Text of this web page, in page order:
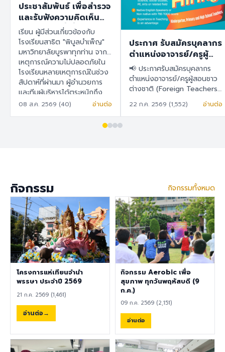
ประชาสัมพันธ์ เพื่อสำรวจ
และรับฟังความคิดเห็น
ของทุกฝ่ายที่เกี่ยวข้องกับ
โรงเรียนสาธิต "พิบูล
บำเพ็ญ" มหาวิทยาลัย
บูรพา เพื่อนำข้อมูลไปใช้
ในการวางแผน พัฒนา
และยกระดับระบบความ
ปลอดภัยของโรงเรียน
อย่างเป็นรูปธรรม
เรียน ผู้มีส่วนเกี่ยวข้องกับ
โรงเรียนสาธิต "พิบูลบำเพ็ญ"
มหาวิทยาลัยบูรพาทุกท่าน จาก
เหตุการณ์ความไม่ปลอดภัยใน
โรงเรียนหลายเหตุการณ์ในช่วง
สัปดาห์ที่ผ่านมา ผู้อำนวยการ
และทีมผู้บริหารได้ตระหนักถึง
ความปลอดภัยในโรงเรียนเป็น
มั่นในการพัฒนาสภาพแวดล้อม
โรงเรียนสาธิต "พิบูลบำเพ็ญ"
มหาวิทยาลัยบูรพา เพื่อนำข้อมูล
ไปใช้ในการ วางแผน พัฒนา
และยกระดับระบบความ
ปลอดภัยของโรงเรียนอย่างเป็น
รูปธรรม ขอความอนุเคราะห์ทุก
ท่านในการทำแบบสำรวจ ภายใน
วันที่ 9 สิงหาคม 2569 เพื่อนำ
ผลการสำรวจไปใช้ดำเนินการต่อ
ไป แบบสำรวจความคิดเห็นด้าน
ความปลอดภัย คลิกที่นี่เพื่อร่วม
แสดงความคิดเห็น ผู้อำนวยการ
ขอขอบคุณทุกความคิดเห็น
เพราะความคิดเห็นของท่านคือ
เสียงสำคัญของการพัฒนา
โรงเรียนอย่างยั่งยืน 8
08 ส.ค. 2569 (40) อ่านต่อ
ประกาศ รับสมัครบุคลากร
ตำแหน่งอาจารย์/ครูผู้
สอนชาวต่างชาติ
(Foreign Teachers)
📢 ประกาศรับสมัครบุคลากร
ตำแหน่งอาจารย์/ครูผู้สอนชาว
ต่างชาติ (Foreign Teachers)
โรงเรียนสาธิต "พิบูลบำเพ็ญ"
มหาวิทยาลัยบูรพา 🇹🇭 ภาษา
ไทย โรงเรียนสาธิต "พิบูล
เดือน 30,000 – 40,000
บาท เงินช่วยเหลือค่าที่พัก
6,500 บาท/เดือน สวัสดิการ
การต่ออายุ Visa และ Work
Permit ประกันสุขภาพเอกชน
คุณสมบัติประจำตำแหน่ง สำเร็จ
การศึกษาระดับปริญญาตรี ใน
สาขาวิชาคณิตศาสตร์ ภาษา
อังกฤษ วิทยาศาสตร์
สังคมศึกษา สุขศึกษา/
พลศึกษา ศิลปะ หรือสาขาอื่นที่
เกี่ยวข้อง เป็นผู้ใช้ภาษาอังกฤษ
Speaker) หรือหากไม่ใช่เจ้าของ
ภาษา ต้องมีผลการทดสอบ
ภาษาอังกฤษ TOEIC ไม่ต่ำกว่า
22 ก.ค. 2569 (1,552) อ่านต่อ
กิจกรรม กิจกรรมทั้งหมด
โครงการแห่เทียนจำนำ
พรรษา ประจำปี 2569
21 ก.ค. 2569 (1,461)
อ่านต่อ
กิจกรรม Aerobic เพื่อ
สุขภาพ ทุกวันพฤหัสบดี (9
ก.ค.)
09 ก.ค. 2569 (2,151)
อ่านต่อ